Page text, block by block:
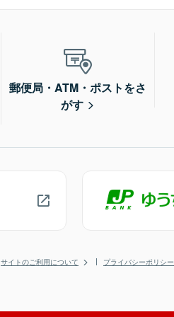
郵便局・ATM・ポストをさ
がす
サイトのご利用について プライバシーポリシー